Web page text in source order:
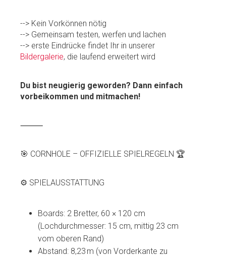
--> Kein Vorkönnen nötig
--> Gemeinsam testen, werfen und lachen
--> erste Eindrücke findet Ihr in unserer
Bildergalerie, die laufend erweitert wird
Du bist neugierig geworden? Dann einfach
vorbeikommen und mitmachen!
⸻
🎯 CORNHOLE – OFFIZIELLE SPIELREGELN 🏆
⚙️ SPIELAUSSTATTUNG
Boards: 2 Bretter, 60 × 120 cm
(Lochdurchmesser: 15 cm, mittig 23 cm
vom oberen Rand)
Abstand: 8,23 m (von Vorderkante zu